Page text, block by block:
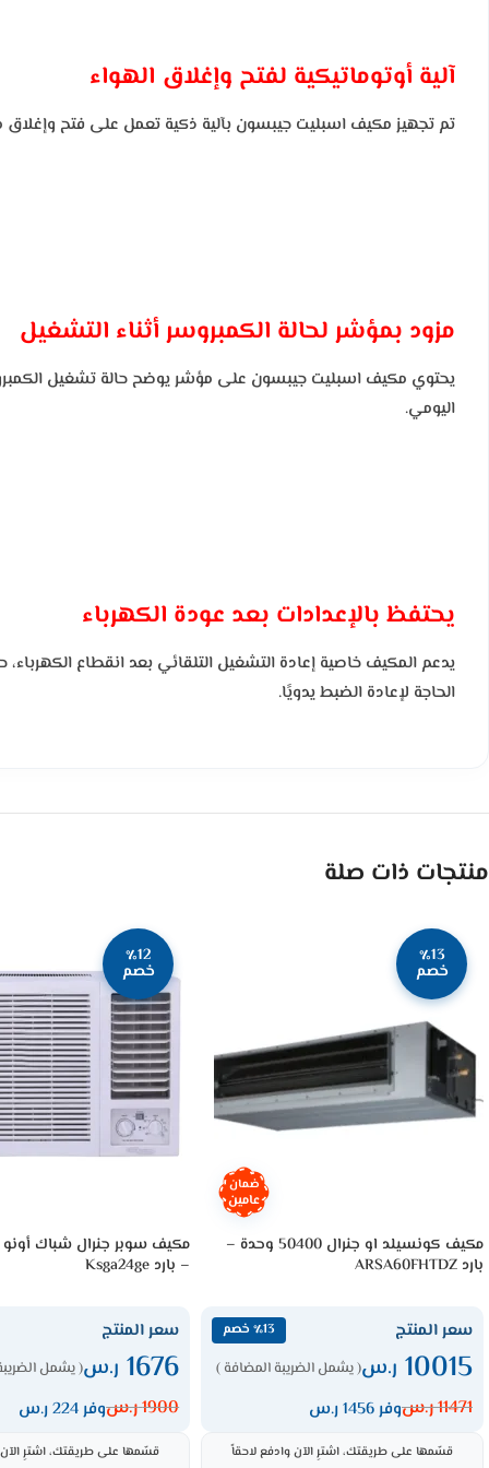
آلية أوتوماتيكية لفتح وإغلاق الهواء
تم تجهيز مكيف اسبليت جيبسون بآلية ذكية تعمل على فتح وإغلاق
مزود بمؤشر لحالة الكمبروسر أثناء التشغيل
يحتوي مكيف اسبليت جيبسون على مؤشر يوضح حالة تشغيل
اليومي.
يحتفظ بالإعدادات بعد عودة الكهرباء
يدعم المكيف خاصية إعادة التشغيل التلقائي بعد انقطاع
الحاجة لإعادة الضبط يدويًا.
منتجات ذات صلة
٪13
خصم
ضمان
عامين
مكيف كونسيلد او جنرال 50400 وحدة –
بارد ARSA60FHTDZ
سعر المنتج ٪13 خصم
10015 ر.س( يشمل الضريبة المضافة )
11471ر.سوفر 1456 ر.س
قسّمها على طريقتك، اشترِ الآن وادفع لاحقاً
٪12
خصم
– بارد Ksga24ge
سعر المنتج
1676 ر.س( يشمل
1900ر.سوفر 224 ر.س
قسّمها على طريقتك، اشترِ الآن